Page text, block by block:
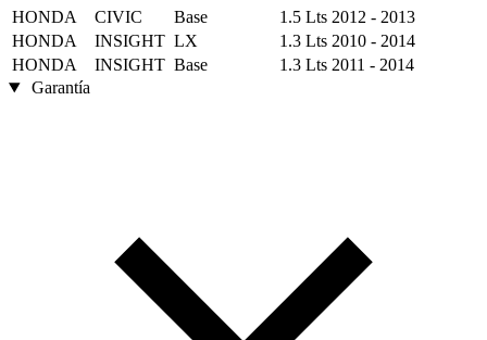
HONDA
CIVIC Base 1.5 Lts 2012 - 2013
HONDA
INSIGHT LX 1.3 Lts 2010 - 2014
HONDA
INSIGHT Base 1.3 Lts 2011 - 2014
Garantía